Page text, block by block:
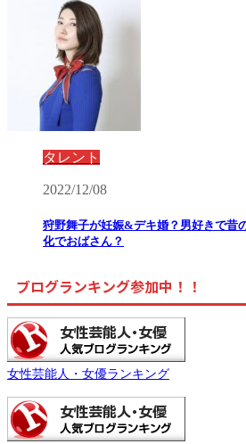
タレント
2022/12/08
狩野舞子が妊娠&デキ婚？男好きで昔
化でおばさん？
ブログランキング参加中！！
女性芸能人・女優ランキング